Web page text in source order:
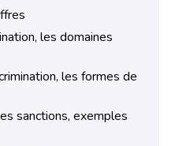
les domaines
les formes de
sanctions, exemples